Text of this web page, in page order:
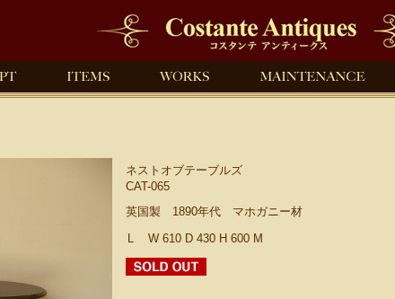
ネストオブテーブルズ
CAT-065
英国製 1890年代 マホガニー材
L
W 610 D 430 H 600 M